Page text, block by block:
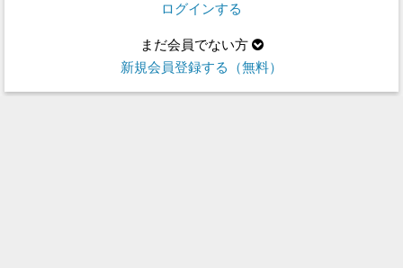
ログインする
まだ会員でない方
新規会員登録する（無料）